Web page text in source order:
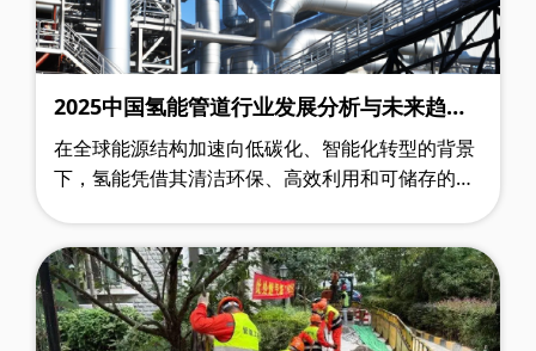
2025中国氢能管道行业发展分析与未来趋势
洞察
在全球能源结构加速向低碳化、智能化转型的背景
下，氢能凭借其清洁环保、高效利用和可储存的特